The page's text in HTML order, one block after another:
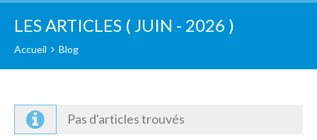
LES ARTICLES ( JUIN - 2026 )
Accueil Blog
Pas d'articles trouvés